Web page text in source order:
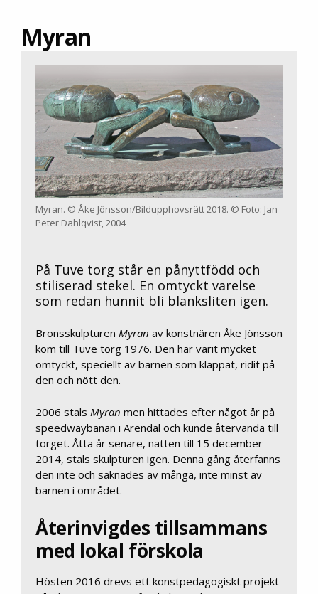
Myran
Myran. © Åke Jönsson/Bildupphovsrätt 2018. © Foto: Jan
Peter Dahlqvist, 2004
På Tuve torg står en pånyttfödd och
stiliserad stekel. En omtyckt varelse
som redan hunnit bli blanksliten igen.
Bronsskulpturen Myran av konstnären Åke Jönsson
kom till Tuve torg 1976. Den har varit mycket
omtyckt, speciellt av barnen som klappat, ridit på
den och nött den.
2006 stals Myran men hittades efter något år på
speedwaybanan i Arendal och kunde återvända till
torget. Åtta år senare, natten till 15 december
2014, stals skulpturen igen. Denna gång återfanns
den inte och saknades av många, inte minst av
barnen i området.
Återinvigdes tillsammans
med lokal förskola
Hösten 2016 drevs ett konstpedagogiskt projekt